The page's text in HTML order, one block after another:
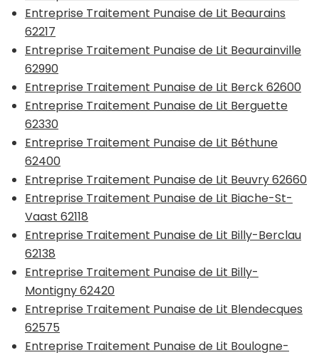
Entreprise Traitement Punaise de Lit Beaurains
62217
Entreprise Traitement Punaise de Lit Beaurainville
62990
Entreprise Traitement Punaise de Lit Berck 62600
Entreprise Traitement Punaise de Lit Berguette
62330
Entreprise Traitement Punaise de Lit Béthune
62400
Entreprise Traitement Punaise de Lit Beuvry 62660
Entreprise Traitement Punaise de Lit Biache-St-
Vaast 62118
Entreprise Traitement Punaise de Lit Billy-Berclau
62138
Entreprise Traitement Punaise de Lit Billy-
Montigny 62420
Entreprise Traitement Punaise de Lit Blendecques
62575
Entreprise Traitement Punaise de Lit Boulogne-